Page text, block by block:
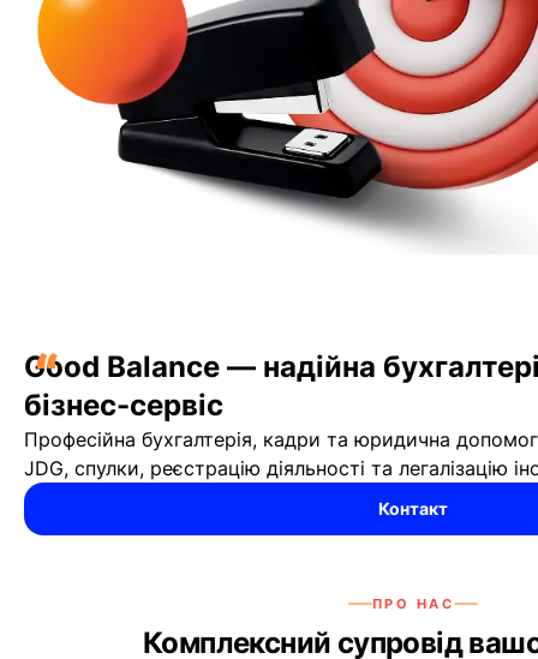
“
Good Balance — надійна
бізнес-сервіс
Професійна бухгалтерія, кадри та юридична
JDG, спулки, реєстрацію діяльності та легалізацію
Контакт
ПРО НАС
Комплексний супровід